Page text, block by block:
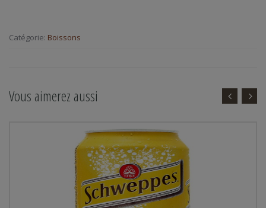
Catégorie: Boissons
Vous aimerez aussi